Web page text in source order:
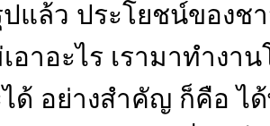
ปแล้ว ประโยชน์ของช
อาอะไร เรามาทำงา
ได้ อย่างสำคัญ ก็คือ ไ